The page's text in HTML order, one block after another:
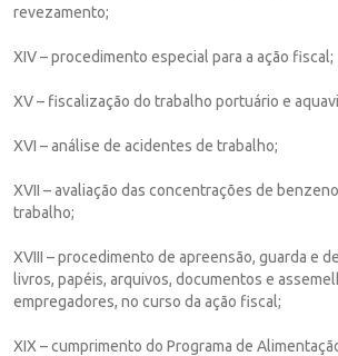
revezamento;
XIV – procedimento especial para a ação fiscal;
XV – fiscalização do trabalho portuário e
XVI – análise de acidentes de trabalho;
XVII – avaliação das concentrações de
trabalho;
XVIII – procedimento de apreensão, guarda e
livros, papéis, arquivos, documentos e
empregadores, no curso da ação fiscal;
XIX – cumprimento do Programa de